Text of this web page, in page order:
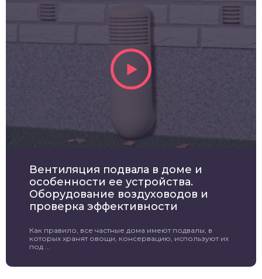
Вентиляция подвала в доме и
особенности ее устройства.
Оборудование воздуховодов и
проверка эффективности
Как правило, все частные дома имеют подвалы, в
которых хранят овощи, консервацию, используют их
под ...